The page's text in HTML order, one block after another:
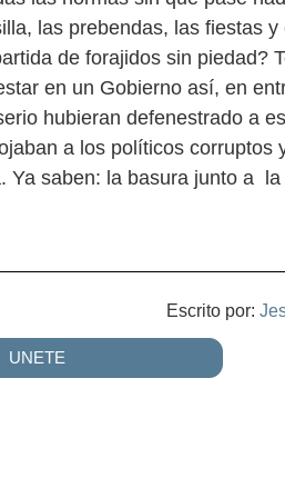
las prebendas, las fiestas y
de forajidos sin piedad?
en un Gobierno así, en
hubieran defenestrado a
a los políticos corruptos
Ya saben: la basura junto a
Escrito por:
UNETE